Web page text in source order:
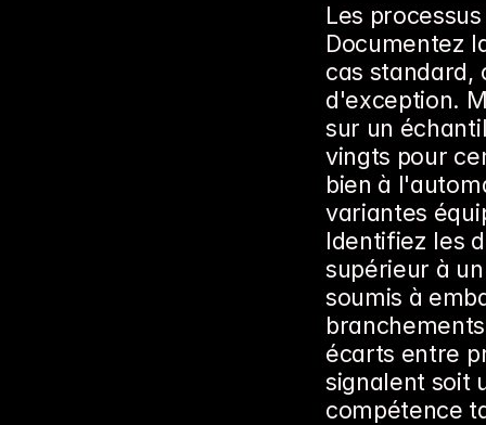
Les
Documentez
cas standard,
d'exception.
sur un
vingts pour
bien à
variantes
Identifiez les
supérieur à
soumis à
écarts entre
signalent soit
compétence